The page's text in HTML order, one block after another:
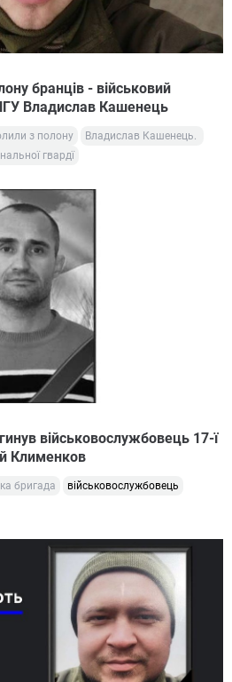
бранців - військовий
Владислав Кашенець
з полону
Владислав Кашенець.
гвардї
військовослужбовець 17-ї
Клименков
бригада
військовослужбовець